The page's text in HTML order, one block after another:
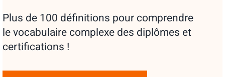
Plus de 100 définitions pour comprendre
le vocabulaire complexe des diplômes et
certifications !